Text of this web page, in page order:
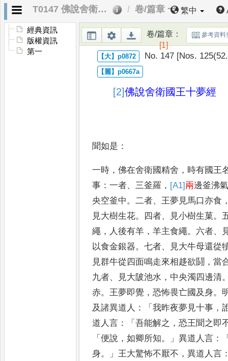
T0147 佛說舍衛國王十夢經 卷/篇章 一 繁中
經典資訊
版權資訊
第一
卷/篇章：
[1]
參考資料
No. 147 [Nos.
[2]佛說舍衛國王十夢經
聞如是 ：
一時 ，佛在舍衛國精舍 ， 時有國王
事 ：一者、三釜羅 ， [A1] 兩邊釜沸
央空釜中。二者、王夢見馬口亦食
見大樹生花。 四者、 見小樹生菓。
繩 ， 人後有羊 ，羊主食繩。 六者、
以食金銀器。七者、
見大牛母還從
見群牛從四面鳴走來相趍欲鬪 ，當
九者、 見大陂池水 ， 中央濁四邊清
赤。王夢即覺 ，恐怖畏亡國及身。
及諸異道人 ：「我昨夜夢見十事 ，
道人言 ：「吾能解之 ，恐王聞之即
「便說 ，如卿所知。」異道人言 ：
身。」王大驚怖不厭不 ，異道人言